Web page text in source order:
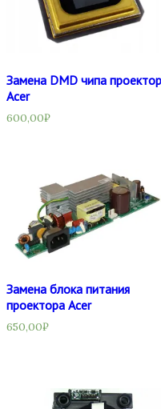
Замена DMD чипа
Acer
600,00₽
Замена блока питания
проектора Acer
650,00₽